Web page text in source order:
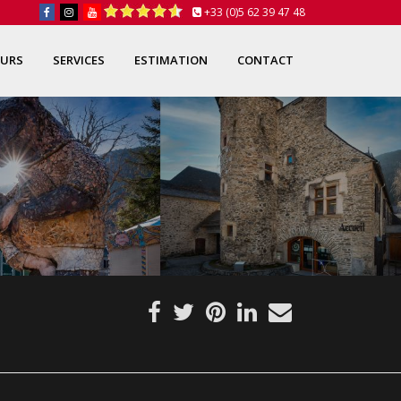
+33 (0)5 62 39 47 48
SERVICES ESTIMATION CONTACT